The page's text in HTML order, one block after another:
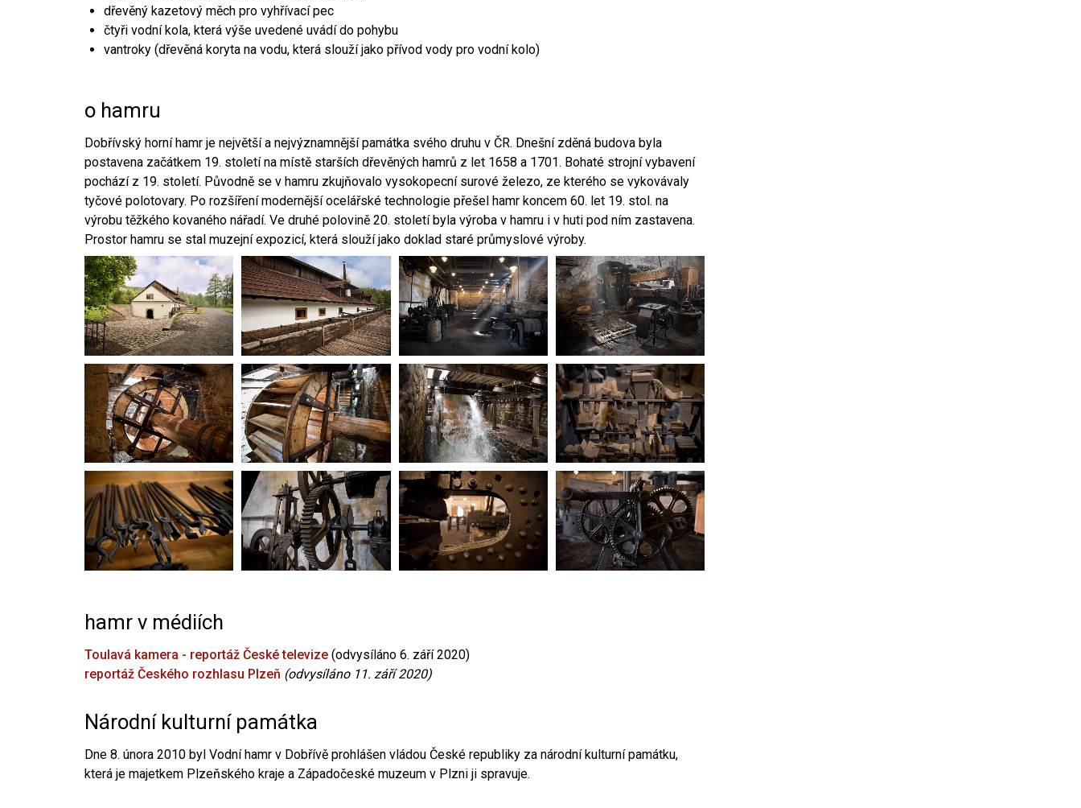
dřevěný kazetový měch pro vyhřívací pec
čtyři vodní kola, která výše uvedené uvádí do pohybu
vantroky (dřevěná koryta na vodu, která slouží jako přívod vody pro vodní kolo)
o hamru
Dobřívský horní hamr je největší a nejvýznamnější památka svého druhu v ČR. Dnešní zděná budova byla
postavena začátkem 19. století na místě starších dřevěných hamrů z let 1658 a 1701. Bohaté strojní vybavení
pochází z 19. století. Původně se v hamru zkujňovalo vysokopecní surové železo, ze kterého se vykovávaly
tyčové polotovary. Po rozšíření modernější ocelářské technologie přešel hamr koncem 60. let 19. stol. na
výrobu těžkého kovaného nářadí. Ve druhé polovině 20. století byla výroba v hamru i v huti pod ním zastavena.
Prostor hamru se stal muzejní expozicí, která slouží jako doklad staré průmyslové výroby.
hamr v médiích
Toulavá kamera - reportáž České televize (odvysíláno 6. září 2020)
reportáž Českého rozhlasu Plzeň (odvysíláno 11. září 2020)
Národní kulturní památka
Dne 8. února 2010 byl Vodní hamr v Dobřívě prohlášen vládou České republiky za národní kulturní památku,
která je majetkem Plzeňského kraje a Západočeské muzeum v Plzni ji spravuje.